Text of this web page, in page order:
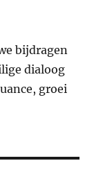
bijdragen
dialoog
groei